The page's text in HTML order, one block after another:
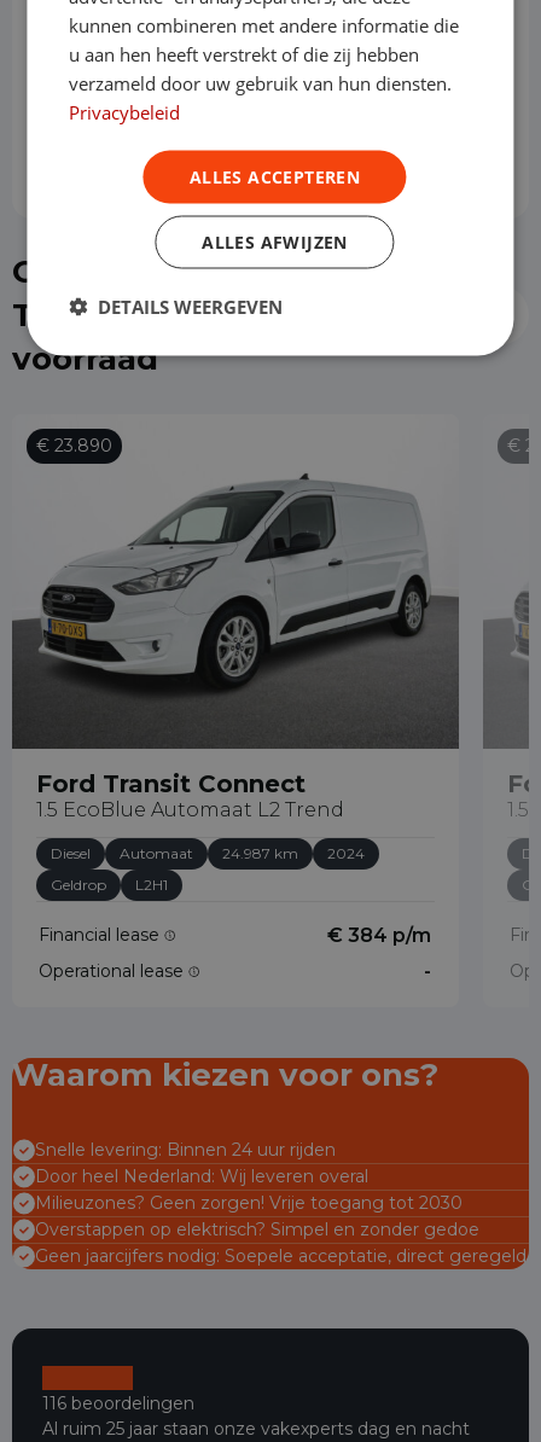
Slottermijn
€ 670,25
Of kies direct een Ford
Transit Connect uit de
voorraad
€ 23.890
Ford Transit Connect
1.5 EcoBlue Automaat L2 Trend
Diesel Automaat 24.987 km
2024
Geldrop
L2H1
Financial lease € 384 p/m
Operational lease -
€
1.5
Waarom kiezen voor ons?
Snelle levering: Binnen 24 uur rijden
Door heel Nederland: Wij leveren overal
Milieuzones? Geen zorgen! Vrije toegang tot 2030
Overstappen op elektrisch? Simpel en zonder gedoe
Geen jaarcijfers nodig: Soepele acceptatie, direct geregeld
116 beoordelingen
Al ruim 25 jaar staan onze vakexperts dag en nacht
kunnen combineren met andere informatie die
u aan hen heeft verstrekt of die zij hebben
verzameld door uw gebruik van hun diensten.
Privacybeleid
ALLES ACCEPTEREN
ALLES AFWIJZEN
DETAILS WEERGEVEN